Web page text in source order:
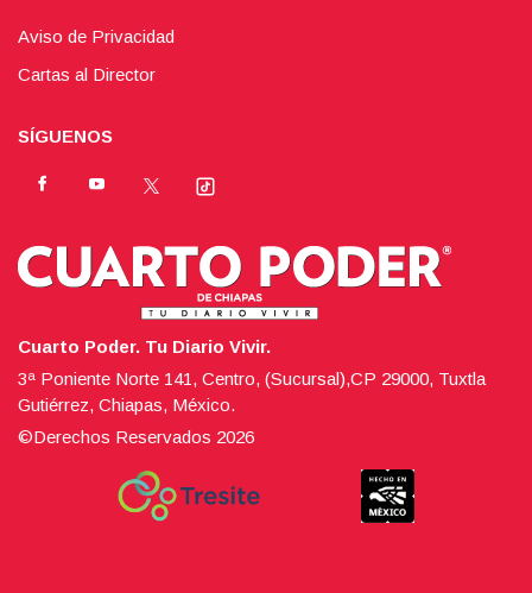
Aviso de Privacidad
Cartas al Director
SÍGUENOS
Cuarto Poder. Tu Diario Vivir.
3ª Poniente Norte 141, Centro, (Sucursal),CP 29000, Tuxtla
Gutiérrez, Chiapas, México.
©Derechos Reservados 2026